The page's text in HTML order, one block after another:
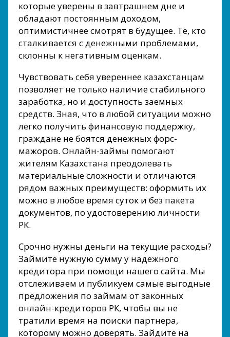
которые уверены в завтрашнем дне и
обладают постоянным доходом,
оптимистичнее смотрят в будущее. Те, кто
сталкивается с денежными проблемами,
склонны к негативным оценкам.
Чувствовать себя увереннее казахстанцам
позволяет не только наличие стабильного
заработка, но и доступность заемных
средств. Зная, что в любой ситуации можно
легко получить финансовую поддержку,
граждане не боятся денежных форс-
мажоров. Онлайн-займы помогают
жителям Казахстана преодолевать
материальные сложности и отличаются
рядом важных преимуществ: оформить их
можно в любое время суток и без пакета
документов, по удостоверению личности
РК.
Срочно нужны деньги на текущие расходы?
Займите нужную сумму у надежного
кредитора при помощи нашего сайта. Мы
отслеживаем и публикуем самые выгодные
предложения по займам от законных
онлайн-кредиторов РК, чтобы вы не
тратили время на поиски партнера,
которому можно доверять. Зайдите на